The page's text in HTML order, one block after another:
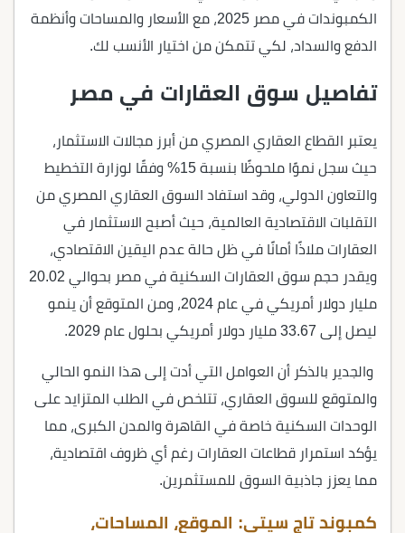
الكمبوندات في مصر 2025، مع الأسعار والمساحات وأنظمة
الدفع والسداد، لكي تتمكن من اختيار الأنسب لك.
تفاصيل سوق العقارات في مصر
يعتبر القطاع العقاري المصري من أبرز مجالات الاستثمار،
حيث سجل نموًا ملحوظًا بنسبة 15% وفقًا لوزارة التخطيط
والتعاون الدولي، وقد استفاد السوق العقاري المصري من
التقلبات الاقتصادية العالمية، حيث أصبح الاستثمار في
العقارات ملاذًا أمانًا في ظل حالة عدم اليقين الاقتصادي،
ويقدر حجم سوق العقارات السكنية في مصر بحوالي 20.02
مليار دولار أمريكي في عام 2024، ومن المتوقع أن ينمو
ليصل إلى 33.67 مليار دولار أمريكي بحلول عام 2029.
والجدير بالذكر أن العوامل التي أدت إلى هذا النمو الحالي
والمتوقع للسوق العقاري، تتلخص في الطلب المتزايد على
الوحدات السكنية خاصة في القاهرة والمدن الكبرى، مما
يؤكد استمرار قطاعات العقارات رغم أي ظروف اقتصادية،
مما يعزز جاذبية السوق للمستثمرين.
كمبوند تاج سيتي: الموقع، المساحات،